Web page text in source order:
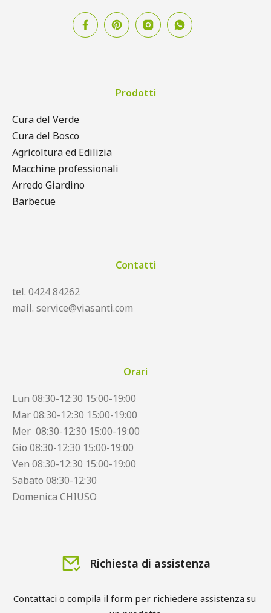
Prodotti
Cura del Verde
Cura del Bosco
Agricoltura ed Edilizia
Macchine professionali
Arredo Giardino
Barbecue
Contatti
tel. 0424 84262
mail. service@viasanti.com
Orari
Lun 08:30-12:30 15:00-19:00
Mar 08:30-12:30 15:00-19:00
Mer 08:30-12:30 15:00-19:00
Gio 08:30-12:30 15:00-19:00
Ven 08:30-12:30 15:00-19:00
Sabato 08:30-12:30
Domenica CHIUSO
Richiesta di assistenza
Contattaci o compila il form per richiedere assistenza su